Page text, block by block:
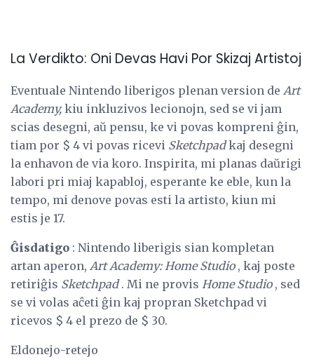
La Verdikto: Oni Devas Havi Por Skizaj Artistoj
Eventuale Nintendo liberigos plenan version de Art
Academy,kiu inkluzivos lecionojn, sed se vi jam
scias desegni, aŭ pensu, ke vi povas kompreni ĝin,
tiam por $ 4 vi povas ricevi Sketchpadkaj desegni
la enhavon de via koro. Inspirita, mi planas daŭrigi
labori pri miaj kapabloj, esperante ke eble, kun la
tempo, mi denove povas esti la artisto, kiun mi
estis je 17.
Ĝisdatigo : Nintendo liberigis sian kompletan
artan aperon, Art Academy: Home Studio, kaj poste
retiriĝis Sketchpad. Mi ne provis Home Studio, sed
se vi volas aĉeti ĝin kaj propran Sketchpad vi
ricevos $ 4 el prezo de $ 30.
Eldonejo-retejo